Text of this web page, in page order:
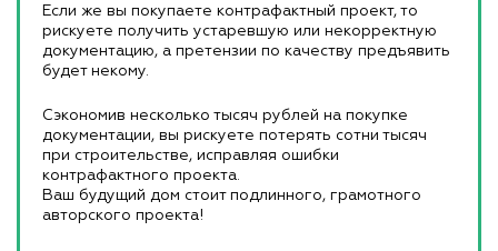
Если же вы покупаете контрафактный проект, то
рискуете получить устаревшую или некорректную
документацию, а претензии по качеству предъявить
будет некому.
Сэкономив несколько тысяч рублей на покупке
документации, вы рискуете потерять сотни тысяч
при строительстве, исправляя ошибки
контрафактного проекта.
Ваш будущий дом стоит подлинного, грамотного
авторского проекта!